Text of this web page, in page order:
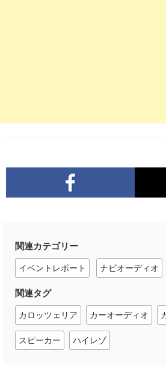
関連カテゴリー
イベントレポート ナビオーディオ
関連タグ
カロッツェリア カーオーディオ
スピーカー ハイレゾ